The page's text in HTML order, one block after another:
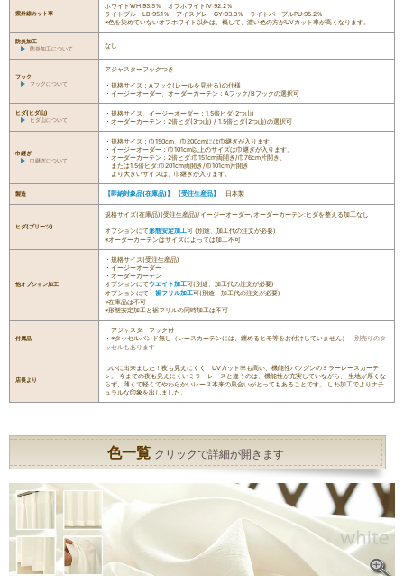
紫外線カット率
ホワイトWH:93.5％ オフホワイトIV:92.2％
ライトブルーLB:95.1％ アイスグレーGY:93.3％ ライトパープルPU:95.2％
※色を染めていないオフホワイト以外は、概して、濃い色の方がUVカット率が高くなります。
防炎加工
防炎加工について
なし
フック
フックについて
アジャスターフックつき
・規格サイズ：Aフック(レールを見せる)の仕様
・イージーオーダー、オーダーカーテン：Aフック/Bフックの選択可
ヒダ(ヒダ山)
ヒダ山について
・規格サイズ、イージーオーダー：1.5倍ヒダ(2つ山)
・オーダーカーテン：2倍ヒダ(3つ山) / 1.5倍ヒダ(2つ山)の選択可
巾継ぎ
巾継ぎについて
・規格サイズ：巾150cm、巾200cmには巾継ぎが入ります。
・イージーオーダー：巾101cm以上のサイズは巾継ぎが入ります。
・オーダーカーテン：2倍ヒダ:巾151cm両開き/巾76cm片開き、
または1.5倍ヒダ:巾201cm両開き/巾101cm片開き
より大きいサイズは、巾継ぎが入ります。
製造 【即納対象品(在庫品)】 【受注生産品】 日本製
ヒダ(プリーツ)
規格サイズ(在庫品)(受注生産品)/イージーオーダー/オーダーカーテン:ヒダを整える加工なし
オプションにて形態安定加工可 (別途、加工代の注文が必要)
※オーダーカーテンはサイズによっては加工不可
他オプション加工
・規格サイズ(受注生産品)
・イージーオーダー
・オーダーカーテン
オプションにてウエイト加工可(別途、加工代の注文が必要)
オプションにて・ 裾フリル加工可(別途、加工代の注文が必要)
※在庫品は不可
※形態安定加工と裾フリルの同時加工は不可
付属品
・アジャスターフック付
・※タッセルバンド無し（レースカーテンには、纏めるヒモ等をお付けしていません） 別売りのタ
ッセルもあります
店長より
ついに出来ました！夜も見えにくく、UVカット率も高い、機能性バツグンのミラーレースカーテ
ン。 今までの夜も見えにくいミラーレースと違うのは、機能性が充実していながら、 生地が厚くな
らず、薄くて軽くてやわらかいレース本来の風合いがとってもあることです。 しわ加工でよりナチ
ュラルな印象を出しました。
色一覧 クリックで詳細が開きます